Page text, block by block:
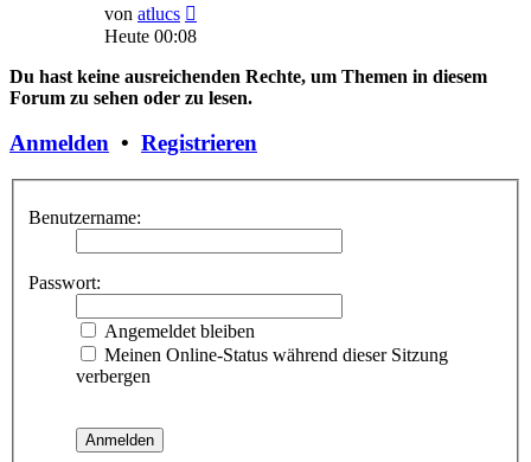
von atlucs
Heute 00:08
Du hast keine ausreichenden Rechte, um Themen in diesem
Forum zu sehen oder zu lesen.
Anmelden • Registrieren
Benutzername:
Passwort:
Angemeldet bleiben
Meinen Online-Status während dieser Sitzung
verbergen